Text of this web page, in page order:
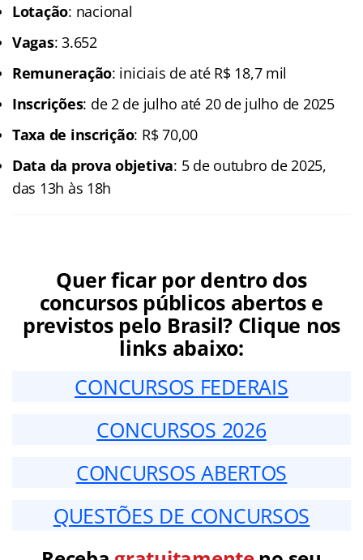
Lotação: nacional
Vagas: 3.652
Remuneração: iniciais de até R$ 18,7 mil
Inscrições: de 2 de julho até 20 de julho de 2025
Taxa de inscrição: R$ 70,00
Data da prova objetiva: 5 de outubro de 2025,
das 13h às 18h
Quer ficar por dentro dos
concursos públicos abertos e
previstos pelo Brasil? Clique nos
links abaixo:
CONCURSOS FEDERAIS
CONCURSOS 2026
CONCURSOS ABERTOS
QUESTÕES DE CONCURSOS